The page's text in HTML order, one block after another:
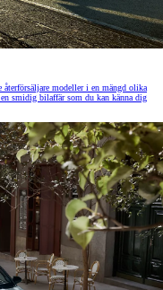
återförsäljare modeller i en mängd olika
smidig bilaffär som du kan känna dig